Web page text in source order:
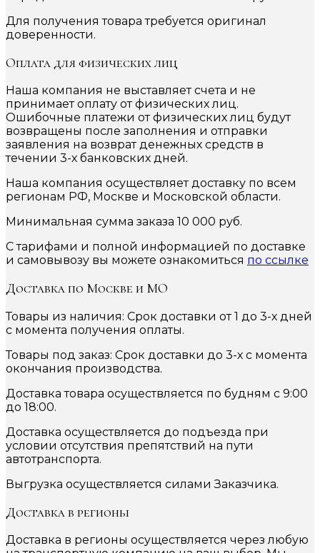
Для получения товара требуется оригинал
доверенности.
Оплата для физических лиц
Наша компания не выставляет счета и не
принимает оплату от физических лиц.
Ошибочные платежи от физических лиц будут
возвращены после заполнения и отправки
заявления на возврат денежных средств в
течении 3-х банковских дней.
Наша компания осуществляет доставку по всем
регионам РФ, Москве и Московской области.
Минимальная сумма заказа 10 000 руб.
С тарифами и полной информацией по доставке
и самовывозу вы можете ознакомиться по ссылке
Доставка по Москве и МО
Товары из наличия: Срок доставки от 1 до 3-х дней
с момента получения оплаты.
Товары под заказ: Срок доставки до 3-х с момента
окончания производства.
Доставка товара осуществляется по будням с 9:00
до 18:00.
Доставка осуществляется до подъезда при
условии отсутствия препятствий на пути
автотранспорта.
Выгрузка осуществляется силами Заказчика.
Доставка в регионы
Доставка в регионы осуществляется через любую